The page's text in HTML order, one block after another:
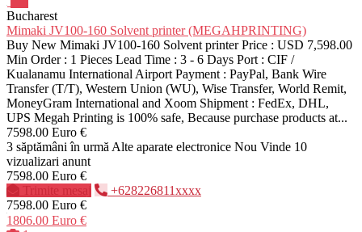
Bucharest
Mimaki JV100-160 Solvent printer (MEGAHPRINTING)
Buy New Mimaki JV100-160 Solvent printer Price : USD 7,598.00
Min Order : 1 Pieces Lead Time : 3 - 6 Days Port : CIF /
Kualanamu International Airport Payment : PayPal, Bank Wire
Transfer (T/T), Western Union (WU), Wise Transfer, World Remit,
MoneyGram International and Xoom Shipment : FedEx, DHL,
UPS Megah Printing is 100% safe, Because purchase products at...
7598.00 Euro €
3 săptămâni în urmă Alte aparate electronice Nou Vinde 10
vizualizari anunt
7598.00 Euro €
Trimite mesaj
+628226811xxxx
7598.00 Euro €
1806.00 Euro €